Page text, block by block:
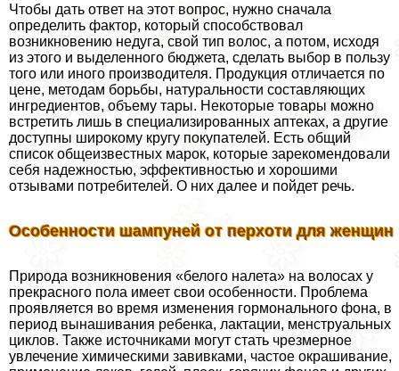
Чтобы дать ответ на этот вопрос, нужно сначала
определить фактор, который способствовал
возникновению недуга, свой тип волос, а потом, исходя
из этого и выделенного бюджета, сделать выбор в пользу
того или иного производителя. Продукция отличается по
цене, методам борьбы, натуральности составляющих
ингредиентов, объему тары. Некоторые товары можно
встретить лишь в специализированных аптеках, а другие
доступны широкому кругу покупателей. Есть общий
список общеизвестных марок, которые зарекомендовали
себя надежностью, эффективностью и хорошими
отзывами потребителей. О них далее и пойдет речь.
Особенности шампуней от перхоти для женщин
Природа возникновения «белого налета» на волосах у
прекрасного пола имеет свои особенности. Проблема
проявляется во время изменения гормонального фона, в
период вынашивания ребенка, лактации, мeнcтpуальных
циклов. Также источниками могут стать чрезмерное
увлечение химическими завивками, частое окрашивание,